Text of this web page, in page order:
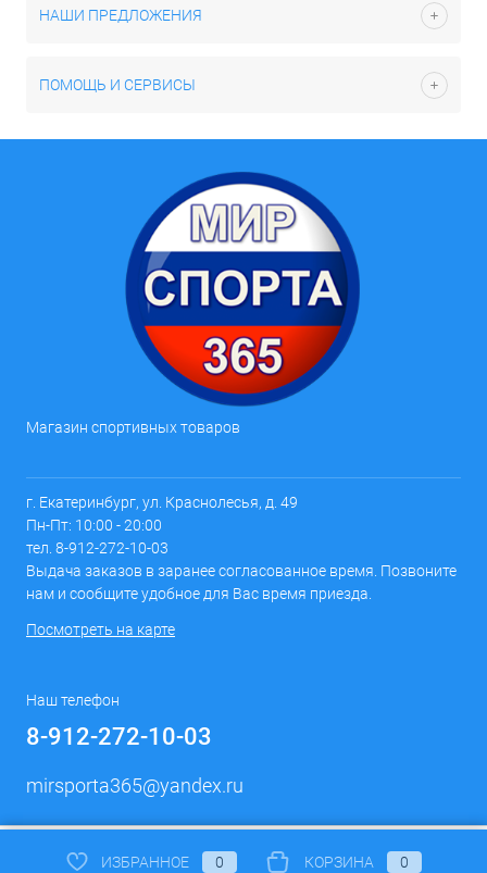
НАШИ ПРЕДЛОЖЕНИЯ
ПОМОЩЬ И СЕРВИСЫ
Магазин спортивных товаров
г. Екатеринбург, ул. Краснолесья, д. 49
Пн-Пт: 10:00 - 20:00
тел. 8-912-272-10-03
Выдача заказов в заранее согласованное время. Позвоните
нам и сообщите удобное для Вас время приезда.
Посмотреть на карте
Наш телефон
8-912-272-10-03
mirsporta365@yandex.ru
ИЗБРАННОЕ 0 КОРЗИНА 0